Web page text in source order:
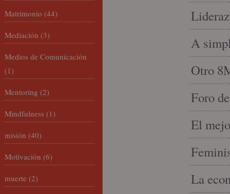
A
Otro
Foro
El
La
Matrimonio (44)
Mediación (3)
Medios de Comunicación
(1)
Mentoring (2)
Mindfulness (1)
misión (40)
Motivación (6)
muerte (2)